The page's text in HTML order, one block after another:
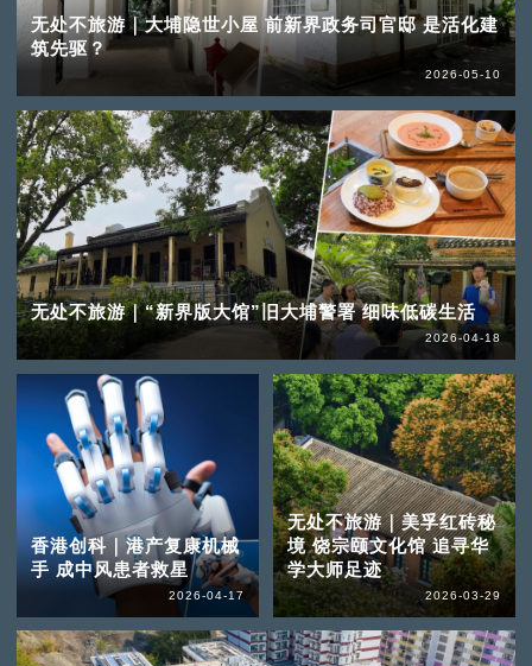
无处不旅游｜大埔隐世小屋 前新界政务司官邸 是活化建
筑先驱？
2026-05-10
无处不旅游｜“新界版大馆”旧大埔警署 细味低碳生活
2026-04-18
香港创科｜港产复康机械
手 成中风患者救星
2026-04-17
无处不旅游｜美孚红砖秘
境 饶宗颐文化馆 追寻华
学大师足迹
2026-03-29